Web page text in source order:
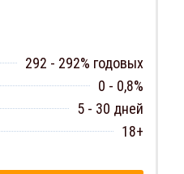
292 - 292% годовых
0 - 0,8%
5 - 30 дней
18+